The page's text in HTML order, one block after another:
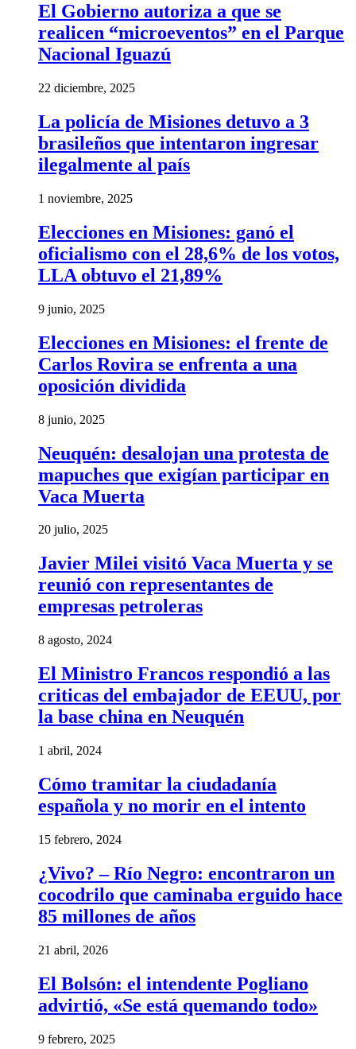
El Gobierno autoriza a que se
realicen “microeventos” en el Parque
Nacional Iguazú
22 diciembre, 2025
La policía de Misiones detuvo a 3
brasileños que intentaron ingresar
ilegalmente al país
1 noviembre, 2025
Elecciones en Misiones: ganó el
oficialismo con el 28,6% de los votos,
LLA obtuvo el 21,89%
9 junio, 2025
Elecciones en Misiones: el frente de
Carlos Rovira se enfrenta a una
oposición dividida
8 junio, 2025
Neuquén: desalojan una protesta de
mapuches que exigían participar en
Vaca Muerta
20 julio, 2025
Javier Milei visitó Vaca Muerta y se
reunió con representantes de
empresas petroleras
8 agosto, 2024
El Ministro Francos respondió a las
criticas del embajador de EEUU, por
la base china en Neuquén
1 abril, 2024
Cómo tramitar la ciudadanía
española y no morir en el intento
15 febrero, 2024
¿Vivo? – Río Negro: encontraron un
cocodrilo que caminaba erguido hace
85 millones de años
21 abril, 2026
El Bolsón: el intendente Pogliano
advirtió, «Se está quemando todo»
9 febrero, 2025